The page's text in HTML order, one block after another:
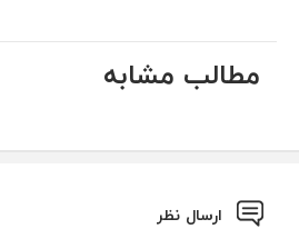
مطالب مشابه
ارسال نظر